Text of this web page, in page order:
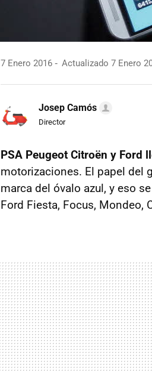
7 Enero 2016 Actualizado 7 Enero
Josep Camós
Director
PSA Peugeot Citroën y Ford
motorizaciones. El papel del
marca del óvalo azul, y eso
Ford Fiesta, Focus, Mondeo,